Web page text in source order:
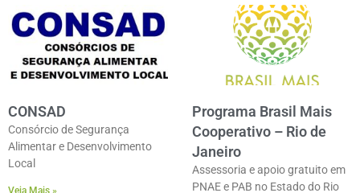
CONSAD
Consórcio de Segurança
Alimentar e Desenvolvimento
Local
Veja Mais »
Programa Brasil Mais
Cooperativo – Rio de
Janeiro
Assessoria e apoio gratuito em
PNAE e PAB no Estado do Rio